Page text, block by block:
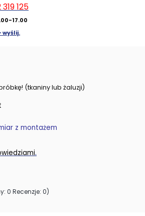
319 125
17.00
(tkaniny lub żaluzji)
z montażem
.
0 Recenzje: 0)